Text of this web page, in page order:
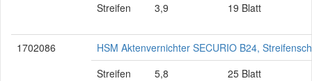
Streifen
3,9 19 Blatt
1702086
HSM Aktenvernichter SECURIO B24,
Streifen
5,8 25 Blatt